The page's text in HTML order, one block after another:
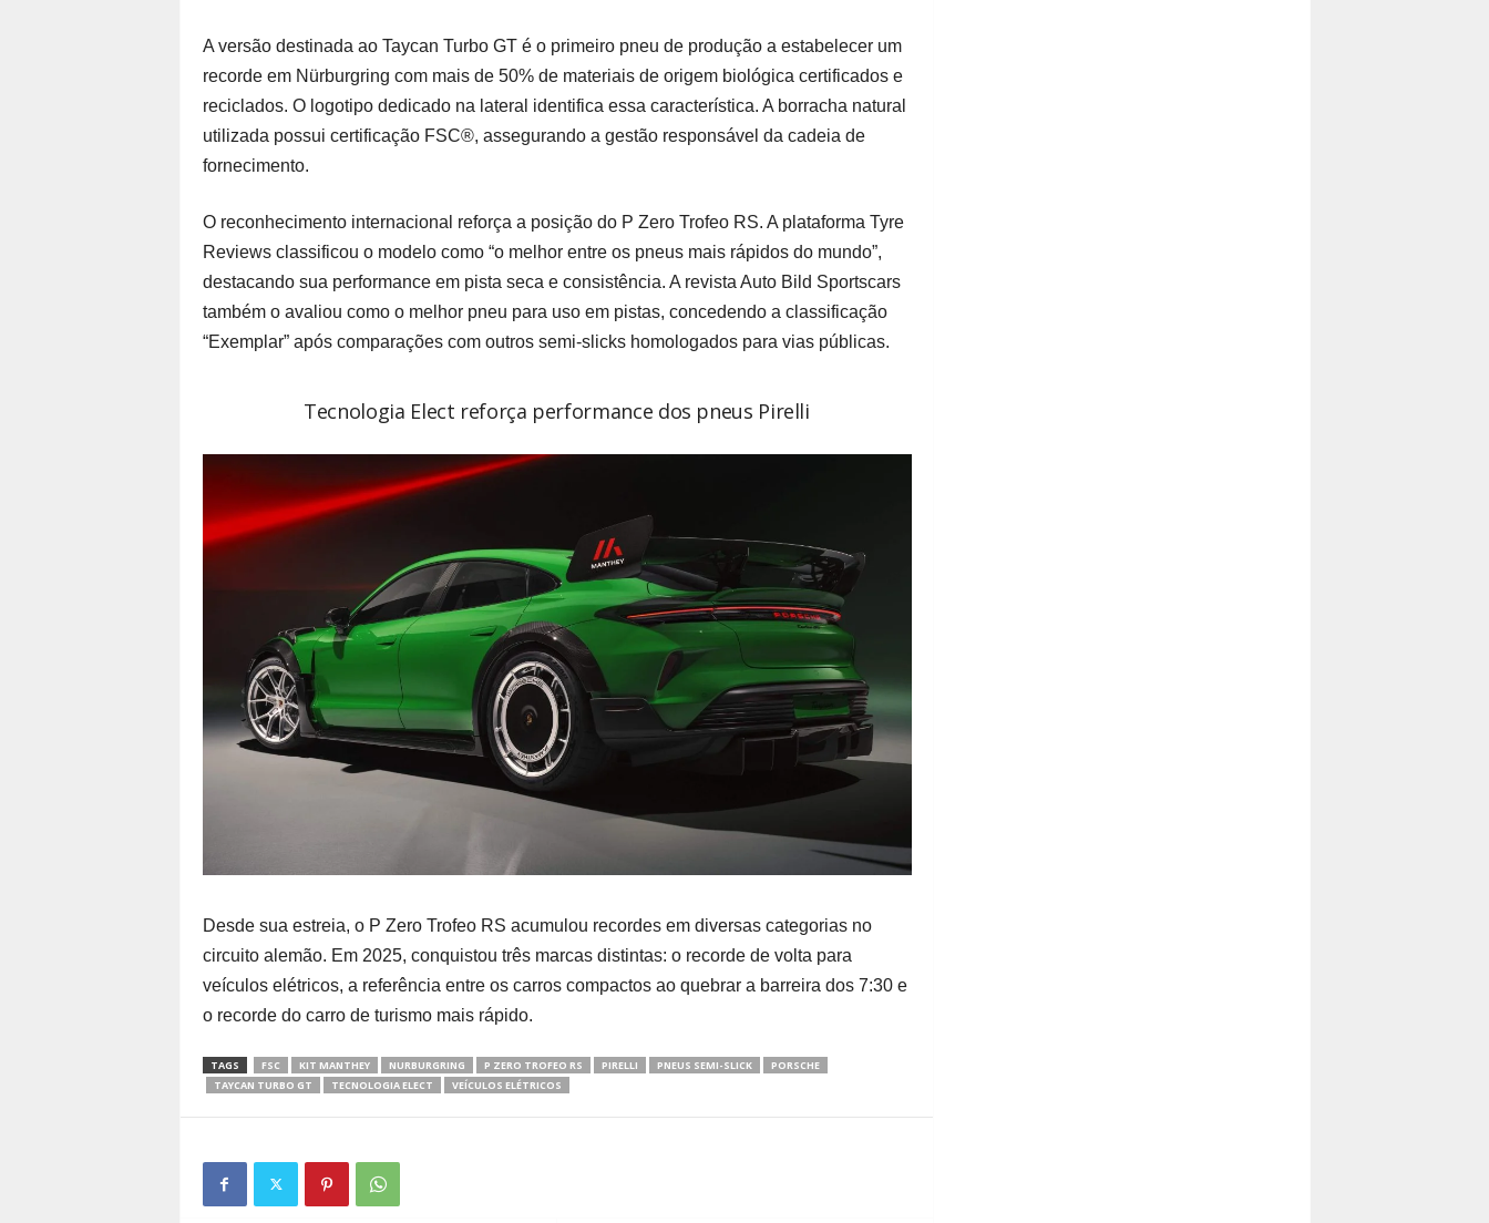
A versão destinada ao Taycan Turbo GT é o primeiro pneu de produção a estabelecer um
recorde em Nürburgring com mais de 50% de materiais de origem biológica certificados e
reciclados. O logotipo dedicado na lateral identifica essa característica. A borracha natural
utilizada possui certificação FSC®, assegurando a gestão responsável da cadeia de
fornecimento.
O reconhecimento internacional reforça a posição do P Zero Trofeo RS. A plataforma Tyre
Reviews classificou o modelo como “o melhor entre os pneus mais rápidos do mundo”,
destacando sua performance em pista seca e consistência. A revista Auto Bild Sportscars
também o avaliou como o melhor pneu para uso em pistas, concedendo a classificação
“Exemplar” após comparações com outros semi-slicks homologados para vias públicas.
Tecnologia Elect reforça performance dos pneus Pirelli
Desde sua estreia, o P Zero Trofeo RS acumulou recordes em diversas categorias no
circuito alemão. Em 2025, conquistou três marcas distintas: o recorde de volta para
veículos elétricos, a referência entre os carros compactos ao quebrar a barreira dos 7:30 e
o recorde do carro de turismo mais rápido.
TAGS FSC KIT MANTHEY NURBURGRING P ZERO TROFEO RS PIRELLI PNEUS SEMI-SLICK
PORSCHE
TAYCAN TURBO GT
TECNOLOGIA ELECT VEÍCULOS ELÉTRICOS